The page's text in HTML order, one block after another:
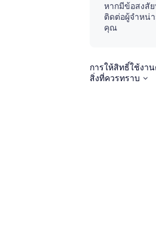
หากมีข้อสงสั
ติดต่อผู้จำหน่
คุณ
การให้สิทธิ์ใช้งาน
สิ่งที่ควรทราบ